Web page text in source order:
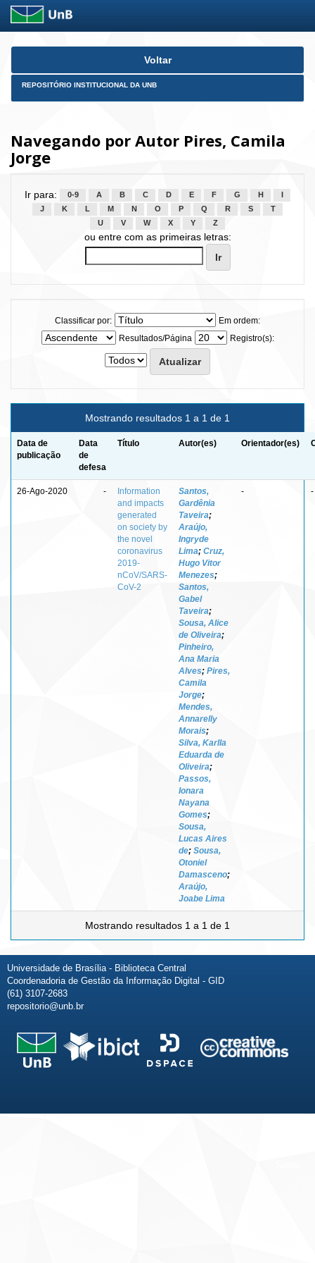
Skip
Voltar
REPOSITÓRIO INSTITUCIONAL DA UNB
Navegando por Autor Pires, Camila
Jorge
Ir para: 0-9 A B C D E F G H
J
K L M N O P Q R S
T
U
V W X Y Z
ou entre com as primeiras letras:
Classificar por:
Em ordem:
Resultados/Página
Registro(s):
Mostrando resultados 1 a 1 de 1
Data de
publicação
Data
de
defesa
Título Autor(es) Orientador(es)
26-Ago-2020 -
Information
and impacts
generated
on society by
the novel
coronavirus
2019-
nCoV/SARS-
CoV-2
Santos,
Gardênia
Taveira;
Araújo,
Ingryde
Lima; Cruz,
Hugo Vitor
Menezes;
Santos,
Gabel
Taveira;
Sousa, Alice
de Oliveira;
Pinheiro,
Ana Maria
Alves; Pires,
Camila
Jorge;
Mendes,
Annarelly
Morais;
Silva, Karlla
Eduarda de
Oliveira;
Passos,
Ionara
Nayana
Gomes;
Sousa,
Lucas Aires
de; Sousa,
Otoniel
Damasceno;
Araújo,
Joabe Lima
- -
Mostrando resultados 1 a 1 de 1
Universidade de Brasília - Biblioteca Central
Coordenadoria de Gestão da Informação Digital - GID
(61) 3107-2683
repositorio@unb.br